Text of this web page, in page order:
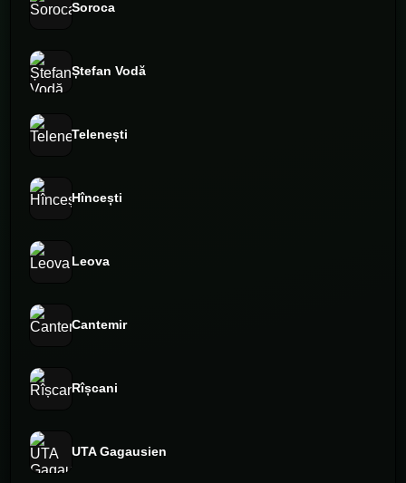
Soroca
Ștefan Vodă
Telenești
Hîncești
Leova
Cantemir
Rîșcani
UTA Gagausien